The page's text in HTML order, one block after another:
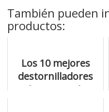
También pueden
productos:
Los 10 mejores
destornilladores
de carraca de